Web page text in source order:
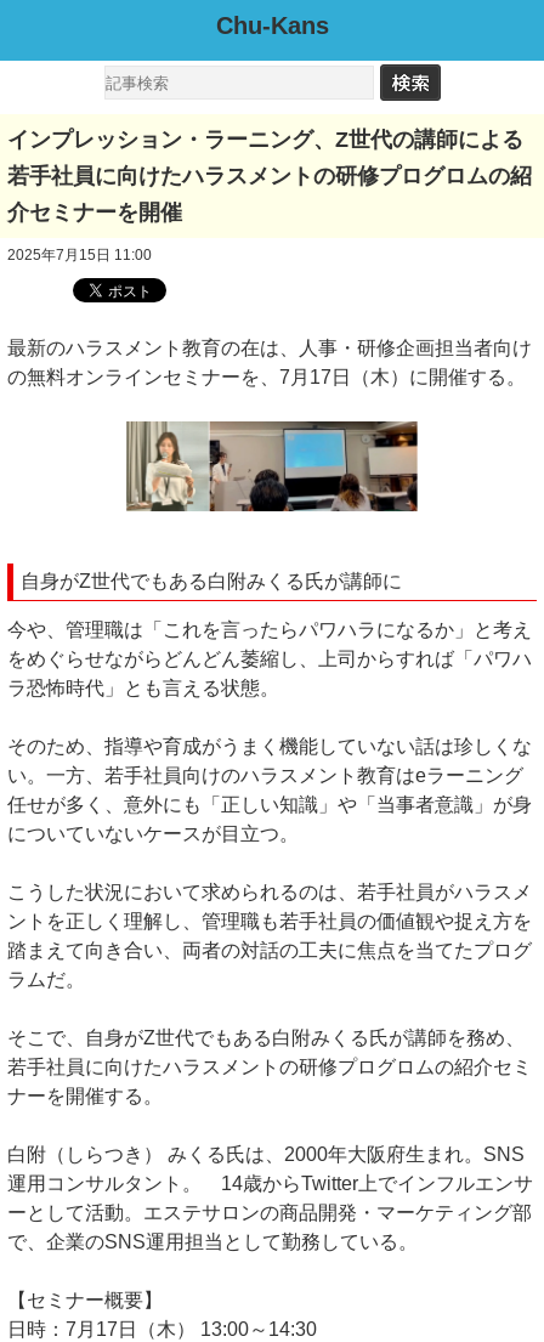
Chu-Kans
インプレッション・ラーニング、Z世代の講師による
若手社員に向けたハラスメントの研修プログロムの紹
介セミナーを開催
2025年7月15日 11:00
最新のハラスメント教育の在は、人事・研修企画担当者向け
の無料オンラインセミナーを、7月17日（木）に開催する。
自身がZ世代でもある白附みくる氏が講師に
今や、管理職は「これを言ったらパワハラになるか」と考え
をめぐらせながらどんどん萎縮し、上司からすれば「パワハ
ラ恐怖時代」とも言える状態。
そのため、指導や育成がうまく機能していない話は珍しくな
い。一方、若手社員向けのハラスメント教育はeラーニング
任せが多く、意外にも「正しい知識」や「当事者意識」が身
についていないケースが目立つ。
こうした状況において求められるのは、若手社員がハラスメ
ントを正しく理解し、管理職も若手社員の価値観や捉え方を
踏まえて向き合い、両者の対話の工夫に焦点を当てたプログ
ラムだ。
そこで、自身がZ世代でもある白附みくる氏が講師を務め、
若手社員に向けたハラスメントの研修プログロムの紹介セミ
ナーを開催する。
白附（しらつき） みくる氏は、2000年大阪府生まれ。SNS
運用コンサルタント。 14歳からTwitter上でインフルエンサ
ーとして活動。エステサロンの商品開発・マーケティング部
で、企業のSNS運用担当として勤務している。
【セミナー概要】
日時：7月17日（木） 13:00～14:30